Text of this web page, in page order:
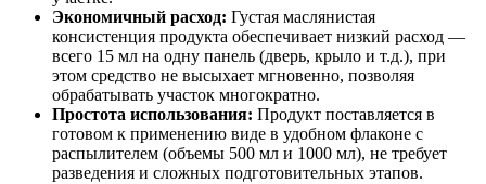
Экономичный расход: Густая маслянистая
консистенция продукта обеспечивает низкий расход —
всего 15 мл на одну панель (дверь, крыло и т.д.), при
этом средство не высыхает мгновенно, позволяя
обрабатывать участок многократно.
Простота использования: Продукт поставляется в
готовом к применению виде в удобном флаконе с
распылителем (объемы 500 мл и 1000 мл), не требует
разведения и сложных подготовительных этапов.